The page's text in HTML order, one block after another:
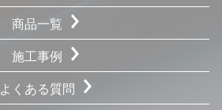
商品一覧
施工事例
よくある質問